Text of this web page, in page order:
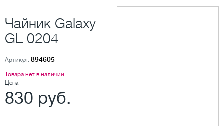
Чайник Galaxy
GL 0204
Артикул: 894605
Товара нет в наличии
Цена
830 руб.